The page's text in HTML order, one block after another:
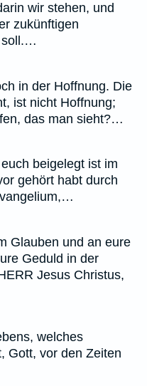
wir stehen, und
zukünftigen
soll.…
in der Hoffnung. Die
ist nicht Hoffnung;
das man sieht?…
beigelegt ist im
gehört habt durch
Glauben und an eure
Geduld in der
Jesus Christus,
welches
Gott, vor den Zeiten